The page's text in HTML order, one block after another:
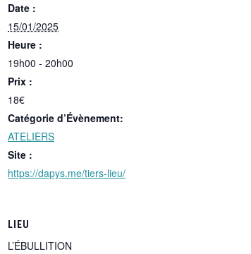
Date :
15/01/2025
Heure :
19h00 - 20h00
Prix :
18€
Catégorie d’Évènement:
ATELIERS
Site :
https://dapys.me/tiers-lieu/
LIEU
L’ÉBULLITION